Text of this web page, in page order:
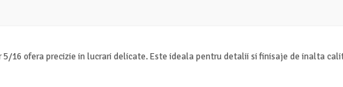
5/16 ofera precizie in lucrari delicate. Este ideala pentru detalii si finisaje de inalta